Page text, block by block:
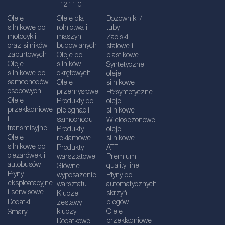
1211 0
Oleje
silnikowe do
motocykli
oraz silników
zaburtowych
Oleje
silnikowe do
samochodów
osobowych
Oleje
przekładniowe
i
transmisyjne
Oleje
silnikowe do
ciężarówek i
autobusów
Płyny
eksploatacyjne
i serwisowe
Dodatki
Smary
Oleje dla
rolnictwa i
maszyn
budowlanych
Oleje do
silników
okrętowych
Oleje
przemysłowe
Produkty do
pielęgnacji
samochodu
Produkty
reklamowe
Produkty
warsztatowe
Główne
wyposażenie
warsztatu
Klucze i
zestawy
kluczy
Dodatkowe
Dozowniki /
tuby
Zaciski
stalowe i
plastikowe
Syntetyczne
oleje
silnikowe
Półsyntetyczne
oleje
silnikowe
Wielosezonowe
oleje
silnikowe
ATF
Premium
quality line
Płyny do
automatycznych
skrzyń
biegów
Oleje
przekładniowe